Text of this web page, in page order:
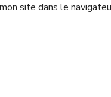
site dans le